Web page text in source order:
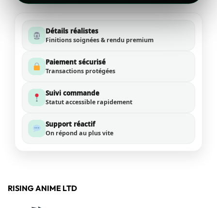
Détails réalistes
Finitions soignées & rendu premium
Paiement sécurisé
Transactions protégées
Suivi commande
Statut accessible rapidement
Support réactif
On répond au plus vite
RISING ANIME LTD